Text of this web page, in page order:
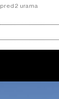
pred 2 urama